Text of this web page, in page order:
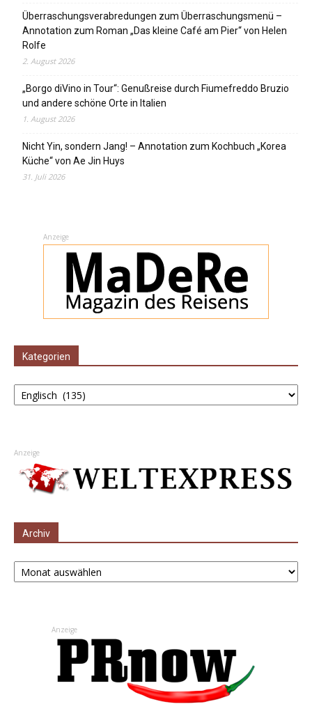
Überraschungsverabredungen zum Überraschungsmenü –
Annotation zum Roman „Das kleine Café am Pier“ von Helen
Rolfe
2. August 2026
„Borgo diVino in Tour“: Genußreise durch Fiumefreddo Bruzio
und andere schöne Orte in Italien
1. August 2026
Nicht Yin, sondern Jang! – Annotation zum Kochbuch „Korea
Küche“ von Ae Jin Huys
31. Juli 2026
Anzeige
Kategorien
Kategorien
Anzeige
Archiv
Archiv
Anzeige